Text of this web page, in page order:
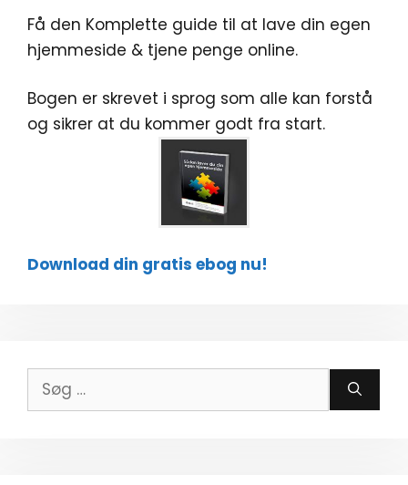
Få den Komplette guide til at lave din egen
hjemmeside & tjene penge online.
Bogen er skrevet i sprog som alle kan forstå
og sikrer at du kommer godt fra start.
Download din gratis ebog nu!
Søg
efter: